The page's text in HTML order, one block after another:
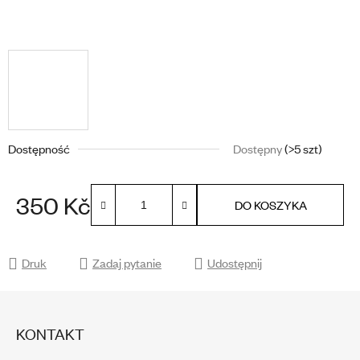
Dostępność Dostępny(>5 szt)
350 Kč
Cena jednostkowa:
DO KOSZYKA
Druk Zadaj pytanie Udostępnij
KONTAKT